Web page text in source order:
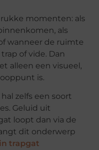
momenten: als
als
wanneer de ruimte
of vide. Dan
alleen een visueel,
is.
zelfs een soort
Geluid uit
loopt dan via de
dit onderwerp
trapgat